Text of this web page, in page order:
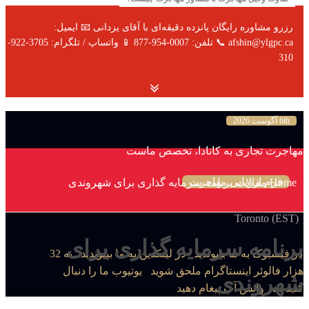
رزرو مشاوره رایگان پانزده دقیقه‌ای با آقای یزدانی 📧 ایمیل:
afshin@ylgpc.ca 📞 تلفن: 0007-954-877 📱 واتساپ / تلگرام: 3705-922-
310
6th آگوست 2026
مهاجرت تجاری به کانادا، تخصص ماست
فرم ارزیابی مهاجرت
Toronto (EST)
در فیسبوک به ما بپیوندید در لینکدین به ما بپیوندید
به 32
هزار فالوئر اینستاگرام ملحق شوید
یوتیوب ما را دنبال
کنید
در واتس آپ پیغام دهید
Home مقالات برنامه سرمایه گذاری برای شهروندی
برنامه سرمایه گذاری برای
شهروندی